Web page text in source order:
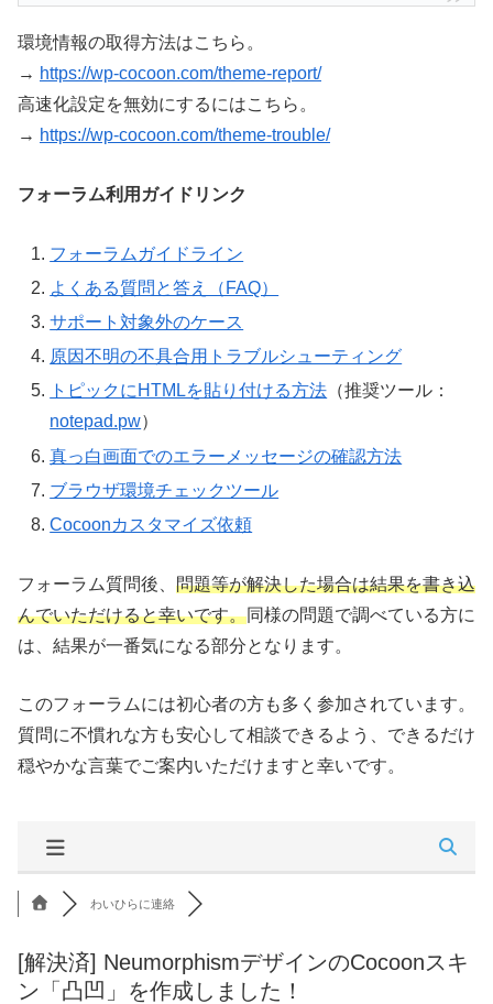
環境情報の取得方法はこちら。
→ https://wp-cocoon.com/theme-report/
高速化設定を無効にするにはこちら。
→ https://wp-cocoon.com/theme-trouble/
フォーラム利用ガイドリンク
フォーラムガイドライン
よくある質問と答え（FAQ）
サポート対象外のケース
原因不明の不具合用トラブルシューティング
トピックにHTMLを貼り付ける方法 （推奨ツール：
notepad.pw）
真っ白画面でのエラーメッセージの確認方法
ブラウザ環境チェックツール
Cocoonカスタマイズ依頼
フォーラム質問後、 問題等が解決した場合は結果を書き込
んでいただけると幸いです。同様の問題で調べている方に
は、結果が一番気になる部分となります。
このフォーラムには初心者の方も多く参加されています。
質問に不慣れな方も安心して相談できるよう、できるだけ
穏やかな言葉でご案内いただけますと幸いです。
わいひらに連絡
[解決済] NeumorphismデザインのCocoonスキ
ン「凸凹」を作成しました！